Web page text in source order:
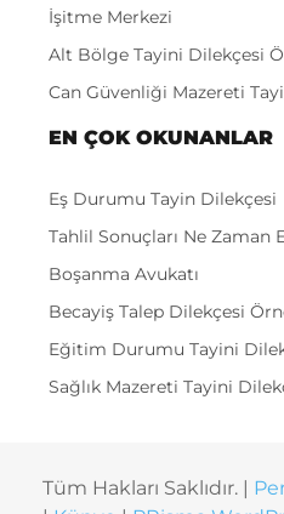
İşitme Merkezi
Alt Bölge Tayini Dilekçesi
Can Güvenliği Mazereti
EN ÇOK OKUNANLAR
Eş Durumu Tayin Dilekçesi
Tahlil Sonuçları Ne Zaman
Boşanma Avukatı
Becayiş Talep Dilekçesi
Eğitim Durumu Tayini
Sağlık Mazereti Tayini
Tüm Hakları Saklıdır. |